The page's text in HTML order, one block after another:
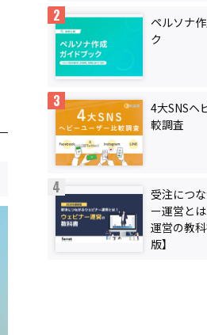
ペルソナ
ク
4大SNSヘ
較調査
受注につ
ー運営と
運営の教
版】